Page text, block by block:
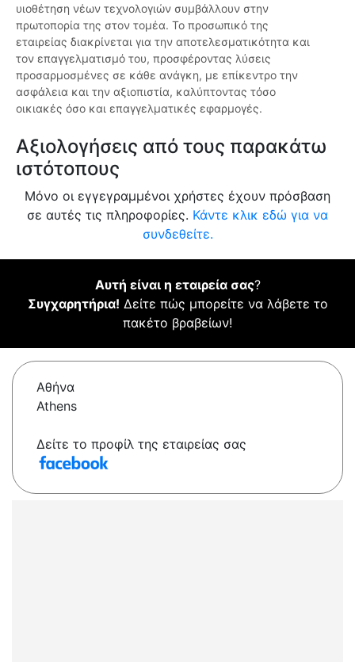
υιοθέτηση νέων τεχνολογιών συμβάλλουν στην
πρωτοπορία της στον τομέα. Το προσωπικό της
εταιρείας διακρίνεται για την αποτελεσματικότητα και
τον επαγγελματισμό του, προσφέροντας λύσεις
προσαρμοσμένες σε κάθε ανάγκη, με επίκεντρο την
ασφάλεια και την αξιοπιστία, καλύπτοντας τόσο
οικιακές όσο και επαγγελματικές εφαρμογές.
Αξιολογήσεις από τους παρακάτω
ιστότοπους
Μόνο οι εγγεγραμμένοι χρήστες έχουν πρόσβαση
σε αυτές τις πληροφορίες. Κάντε κλικ εδώ για να
συνδεθείτε.
Αυτή είναι η εταιρεία σας?
Συγχαρητήρια! Δείτε πώς μπορείτε να λάβετε το
πακέτο βραβείων!
Αθήνα
Athens
Δείτε το προφίλ της εταιρείας σας